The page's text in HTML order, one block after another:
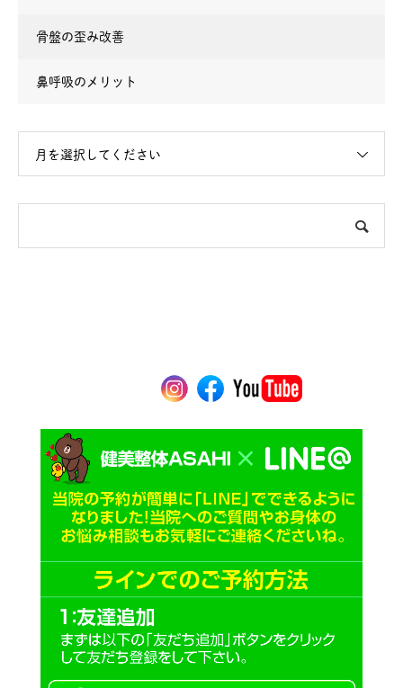
骨盤の歪み改善
鼻呼吸のメリット
月を選択してください